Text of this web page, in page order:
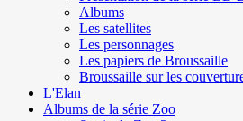
Albums
Les satellites
Les personnages
Les papiers de Broussaille
Broussaille sur les
L'Elan
Albums de la série Zoo